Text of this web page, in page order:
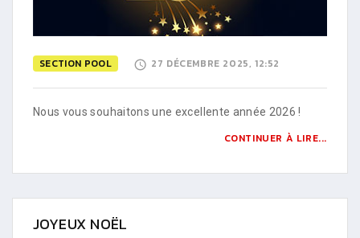
SECTION POOL 27 DÉCEMBRE 2025, 12:52
Nous vous souhaitons une excellente année 2026 !
CONTINUER À LIRE...
JOYEUX NOËL